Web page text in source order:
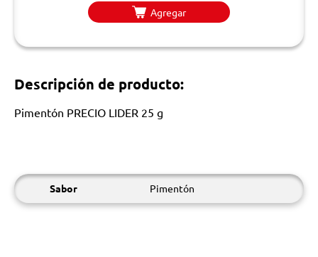
Agregar
Descripción de producto:
Pimentón PRECIO LIDER 25 g
Sabor Pimentón